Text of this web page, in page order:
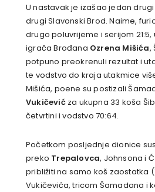
U nastavak je izašao jedan
drugi Slavonski Brod. Naime,
drugo poluvrijeme i serijom 21:5,
igrača Brođana Ozrena Mišića,
potpuno preokrenuli rezultat i
te vodstvo do kraja utakmice
Mišića, poene su postizali
Vukičevićza ukupna 33 koša
četvrtini i vodstvo 70:64.
Početkom posljednje dionice
preko Trepalovca, Johnsona i
približiti na samo koš zaostatka
Vukičevića, tricom Šamadana i